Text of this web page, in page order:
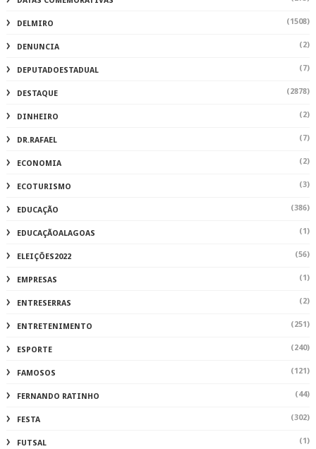
DELMIRO (1508)
DENUNCIA (2)
DEPUTADOESTADUAL (7)
DESTAQUE (2878)
DINHEIRO (2)
DR.RAFAEL (7)
ECONOMIA (2)
ECOTURISMO (3)
EDUCAÇÃO (386)
EDUCAÇÃOALAGOAS (1)
ELEIÇÕES2022 (56)
EMPRESAS (1)
ENTRESERRAS (2)
ENTRETENIMENTO (251)
ESPORTE (240)
FAMOSOS (121)
FERNANDO RATINHO (44)
FESTA (302)
FUTSAL (1)